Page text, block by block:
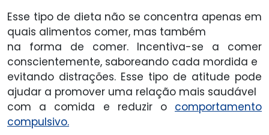
Esse tipo de dieta não se concentra apenas em
quais alimentos comer, mas também
na forma de comer. Incentiva-se a comer
conscientemente, saboreando cada mordida e
evitando distrações. Esse tipo de atitude pode
ajudar a promover uma relação mais saudável
com a comida e reduzir o comportamento
compulsivo.